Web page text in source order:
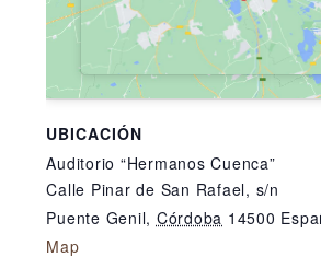
UBICACIÓN
Auditorio “Hermanos Cuenca”
Calle Pinar de San Rafael, s/n
Puente Genil, Córdoba 14500
Map